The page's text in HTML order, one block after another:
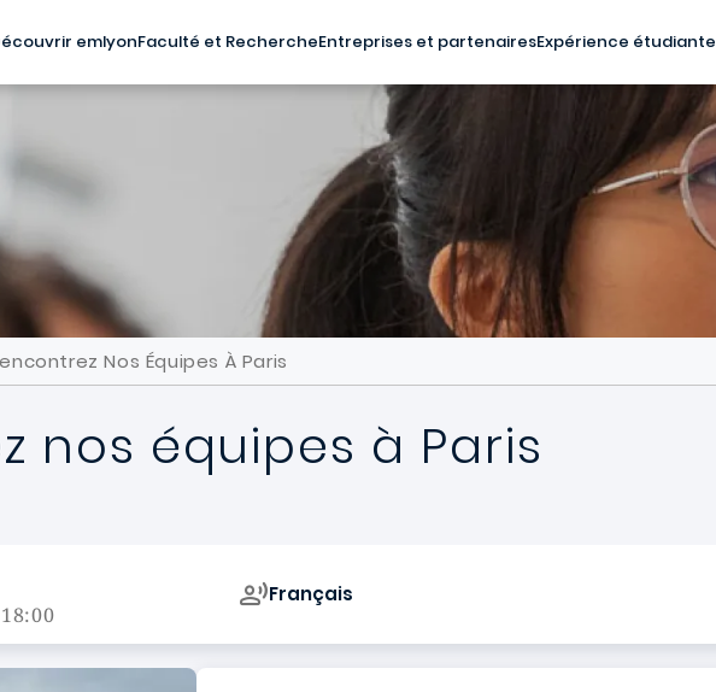
emlyonFaculté et RechercheEntreprises et partenairesExpérience étudiante
Nos Équipes À Paris
nos équipes à Paris
Français